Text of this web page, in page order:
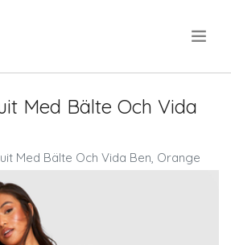
Med Bälte Och Vida
Med Bälte Och Vida Ben, Orange